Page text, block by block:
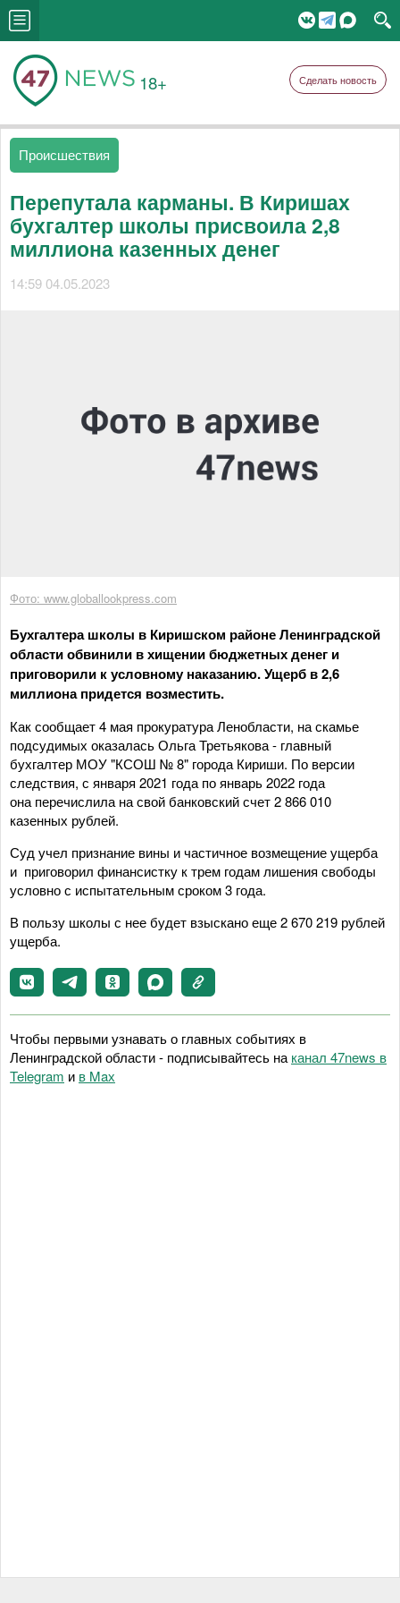
18+ Сделать новость
Происшествия
Перепутала карманы. В Киришах
бухгалтер школы присвоила 2,8
миллиона казенных денег
14:59 04.05.2023
Фото: www.globallookpress.com
Бухгалтера школы в Киришском районе Ленинградской
области обвинили в хищении бюджетных денег и
приговорили к условному наказанию. Ущерб в 2,6
миллиона придется возместить.
Как сообщает 4 мая прокуратура Ленобласти, на скамье
подсудимых оказалась Ольга Третьякова - главный
бухгалтер МОУ "КСОШ № 8" города Кириши. По версии
следствия, с января 2021 года по январь 2022 года
она перечислила на свой банковский счет 2 866 010
казенных рублей.
Суд учел признание вины и частичное возмещение ущерба
и приговорил финансистку к трем годам лишения свободы
условно с испытательным сроком 3 года.
В пользу школы с нее будет взыскано еще 2 670 219 рублей
ущерба.
Чтобы первыми узнавать о главных событиях в
Ленинградской области - подписывайтесь на канал 47news в
Telegram и в Maх